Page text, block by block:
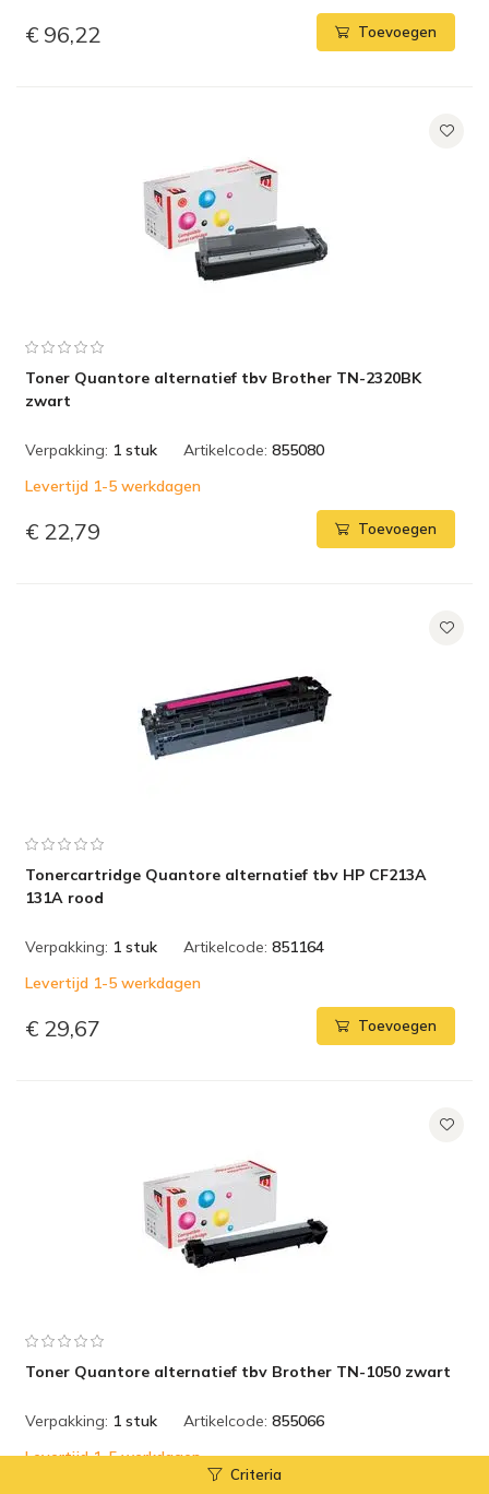
€ 96,22 Toevoegen
Toner Quantore alternatief tbv Brother TN-2320BK
zwart
Verpakking: 1 stuk Artikelcode: 855080
Levertijd 1-5 werkdagen
€ 22,79 Toevoegen
Tonercartridge Quantore alternatief tbv HP CF213A
131A rood
Verpakking: 1 stuk Artikelcode: 851164
Levertijd 1-5 werkdagen
€ 29,67 Toevoegen
Toner Quantore alternatief tbv Brother TN-1050 zwart
Verpakking: 1 stuk Artikelcode: 855066
Levertijd 1-5 werkdagen
Criteria